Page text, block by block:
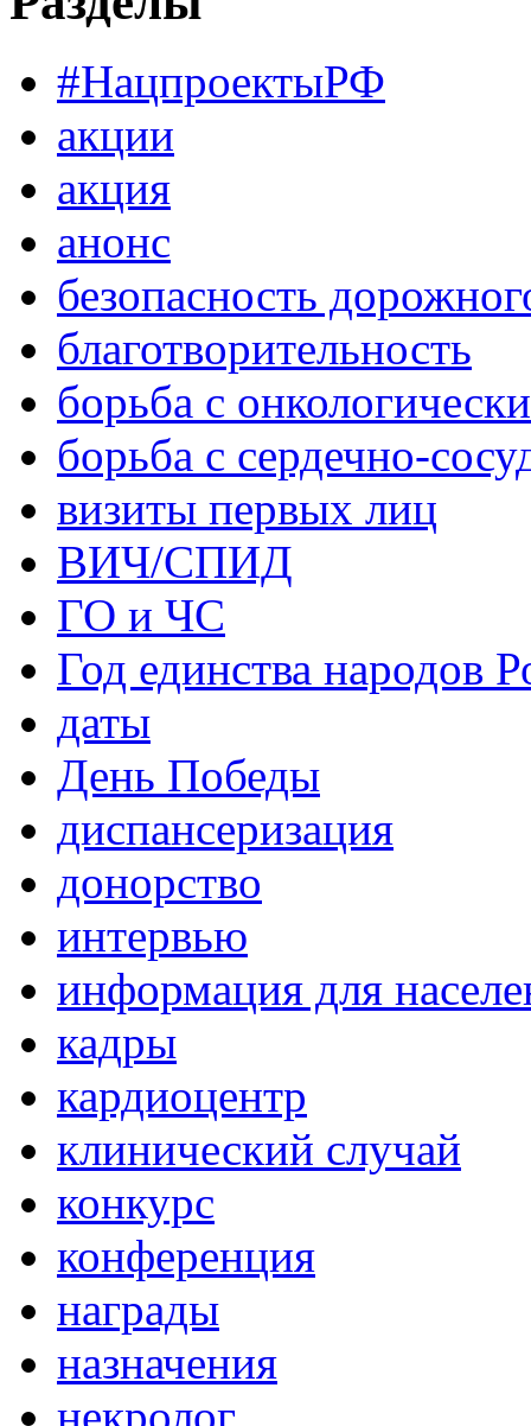
#НацпроектыРФ
акции
акция
анонс
безопасность
благотворительность
борьба с
борьба с сердечно-
визиты первых лиц
ВИЧ/СПИД
ГО и ЧС
Год единства народов
даты
День Победы
диспансеризация
донорство
интервью
информация для
кадры
кардиоцентр
клинический случай
конкурс
конференция
награды
назначения
некролог